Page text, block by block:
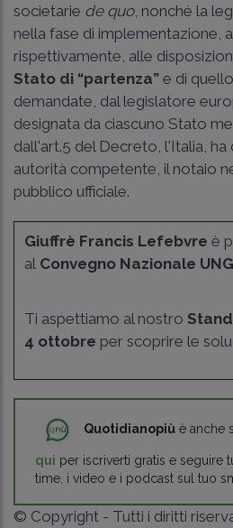
societarie de quo, nonché la
nella fase di implementazione,
rispettivamente, alle
Stato di “partenza” e di
demandate, dal legislatore
designata da ciascuno Stato
dall'art.5 del Decreto, l'Italia, ha
autorità competente, il notaio
pubblico ufficiale.
Giuffrè Francis Lefebvre è
al Convegno Nazionale
Ti aspettiamo al nostro Stand
4 ottobre per scoprire le
Quotidianopiù è anche
qui per iscriverti gratis e seguire
time, i video e i podcast sul tuo
© Copyright - Tutti i diritti